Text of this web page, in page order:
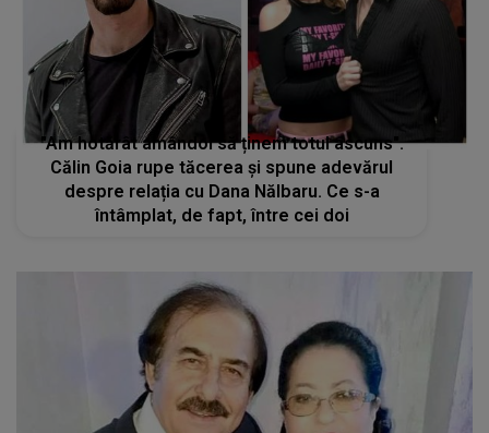
"Am hotărât amândoi să ținem totul ascuns".
Călin Goia rupe tăcerea și spune adevărul
despre relația cu Dana Nălbaru. Ce s-a
întâmplat, de fapt, între cei doi